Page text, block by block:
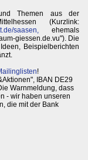
Themen aus der
(Kurzlink:
saasen,
ehemals
giessen.de.vu"). Die
Beispielberichten
!
IBAN DE29
Warnmeldung, dass
- wir haben unseren
die mit der Bank